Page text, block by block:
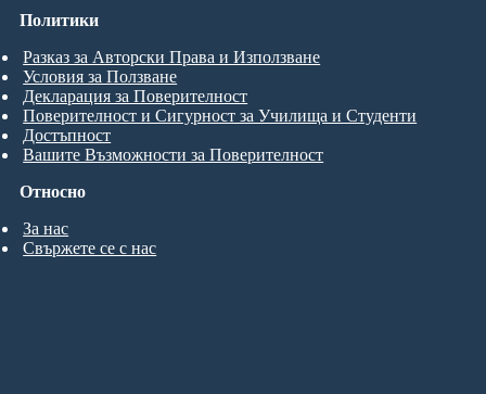
Относно
За нас
Свържете се с нас
Политики
Разказ за Авторски Права и Използване
Условия за Ползване
Декларация за Поверителност
Поверителност и Сигурност за Училища и Студенти
Достъпност
Вашите Възможности за Поверителност